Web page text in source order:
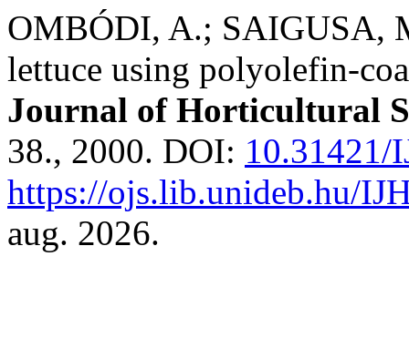
OMBÓDI, A.; SAIGUSA,
lettuce using polyolefin-
Journal of Horticultural
38., 2000. DOI: 10.31421/
https://ojs.lib.unideb.hu/
aug. 2026.